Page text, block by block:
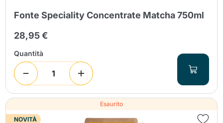
Fonte Speciality Concentrate Matcha 750ml
28,95 €
Quantità
Esaurito
NOVITÀ